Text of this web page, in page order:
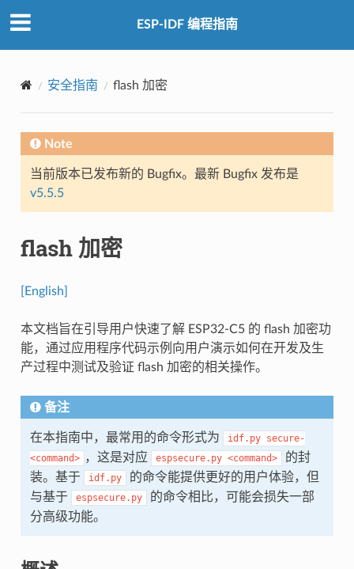
ESP-IDF 编程指南
安全指南 flash 加密
Note
当前版本已发布新的 Bugfix。最新 Bugfix 发布是
v5.5.5
flash 加密
[English]
本文档旨在引导用户快速了解 ESP32-C5 的 flash 加密功
能，通过应用程序代码示例向用户演示如何在开发及生
产过程中测试及验证 flash 加密的相关操作。
备注
在本指南中，最常用的命令形式为 idf.py secure-
<command> ，这是对应 espsecure.py <command>
的封
装。基于
idf.py
的命令能提供更好的用户体验，但
与基于
espsecure.py
的命令相比，可能会损失一部
分高级功能。